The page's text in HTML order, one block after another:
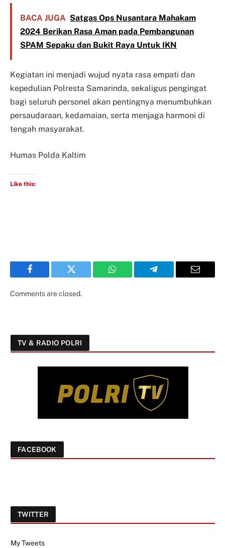
BACA JUGA Satgas Ops Nusantara Mahakam
2024 Berikan Rasa Aman pada Pembangunan
SPAM Sepaku dan Bukit Raya Untuk IKN
Kegiatan ini menjadi wujud nyata rasa empati dan
kepedulian Polresta Samarinda, sekaligus pengingat
bagi seluruh personel akan pentingnya menumbuhkan
persaudaraan, kedamaian, serta menjaga harmoni di
tengah masyarakat.
Humas Polda Kaltim
Like this:
Facebook Twitter WhatsApp Telegram Email
Comments are closed.
TV & RADIO POLRI
FACEBOOK
TWITTER
My Tweets